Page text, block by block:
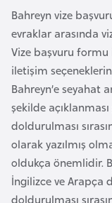
Bahreyn vize
evraklar arasında
Vize başvuru
iletişim
Bahreyn’e seyahat
şekilde
doldurulması
olarak yazılmış
oldukça önemlidir.
İngilizce ve
doldurulması
Ç
e
k
C
u
m
h
u
r
i
y